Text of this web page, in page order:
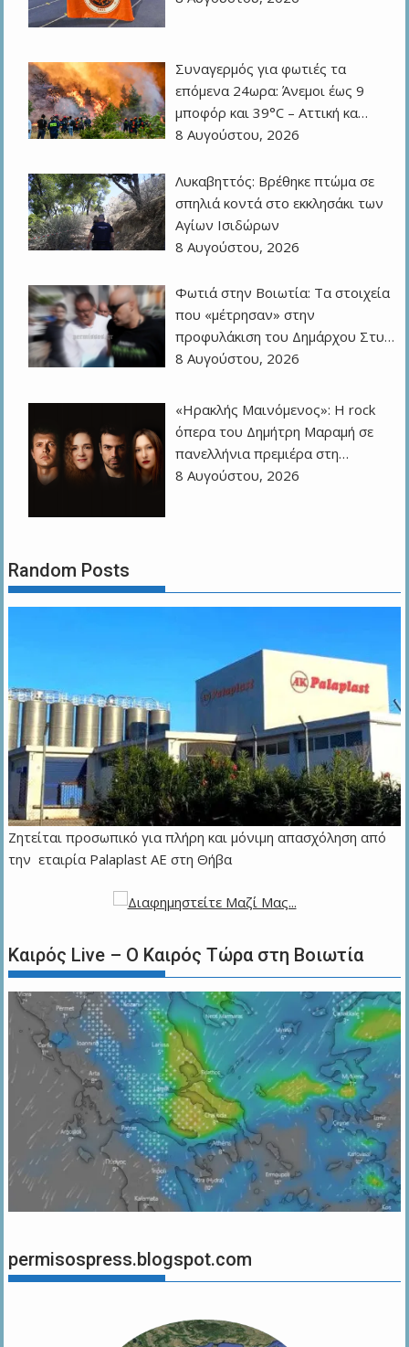
Συναγερμός για φωτιές τα
επόμενα 24ωρα: Άνεμοι έως 9
μποφόρ και 39°C – Αττική κα…
8 Αυγούστου, 2026
Λυκαβηττός: Βρέθηκε πτώμα σε
σπηλιά κοντά στο εκκλησάκι των
Αγίων Ισιδώρων
8 Αυγούστου, 2026
Φωτιά στην Βοιωτία: Τα στοιχεία
που «μέτρησαν» στην
προφυλάκιση του Δημάρχου Στυ…
8 Αυγούστου, 2026
«Ηρακλής Μαινόμενος»: H rock
όπερα του Δημήτρη Μαραμή σε
πανελλήνια πρεμιέρα στη…
8 Αυγούστου, 2026
Random Posts
Ζητείται προσωπικό για πλήρη και μόνιμη απασχόληση από
την εταιρία Palaplast AE στη Θήβα
Καιρός Live – Ο Καιρός Τώρα στη Βοιωτία
permisospress.blogspot.com